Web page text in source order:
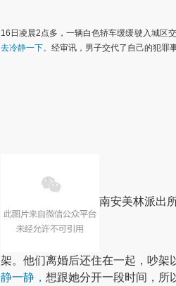
16日凌晨2点多，一辆白色轿车缓缓驶入城区
去冷静一下。 经审讯，男子交代了自己的犯罪
南安美林派出
架。他们离婚后还住在一起，吵架
静一静， 想跟她分开一段时间，所